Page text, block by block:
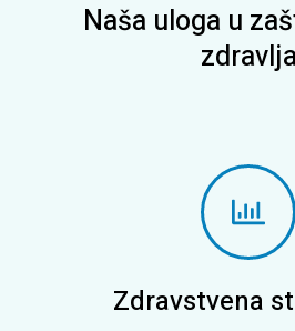
Naša uloga u
zdravlja
Zdravstvena